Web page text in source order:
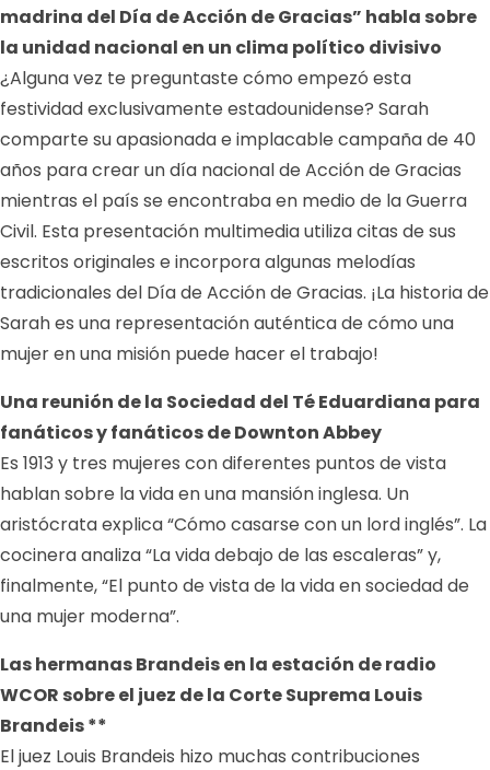
madrina del Día de Acción de Gracias” habla sobre
la unidad nacional en un clima político divisivo
¿Alguna vez te preguntaste cómo empezó esta
festividad exclusivamente estadounidense? Sarah
comparte su apasionada e implacable campaña de 40
años para crear un día nacional de Acción de Gracias
mientras el país se encontraba en medio de la Guerra
Civil. Esta presentación multimedia utiliza citas de sus
escritos originales e incorpora algunas melodías
tradicionales del Día de Acción de Gracias. ¡La historia de
Sarah es una representación auténtica de cómo una
mujer en una misión puede hacer el trabajo!
Una reunión de la Sociedad del Té Eduardiana para
fanáticos y fanáticos de Downton Abbey
Es 1913 y tres mujeres con diferentes puntos de vista
hablan sobre la vida en una mansión inglesa. Un
aristócrata explica “Cómo casarse con un lord inglés”. La
cocinera analiza “La vida debajo de las escaleras” y,
finalmente, “El punto de vista de la vida en sociedad de
una mujer moderna”.
Las hermanas Brandeis en la estación de radio
WCOR sobre el juez de la Corte Suprema Louis
Brandeis **
El juez Louis Brandeis hizo muchas contribuciones